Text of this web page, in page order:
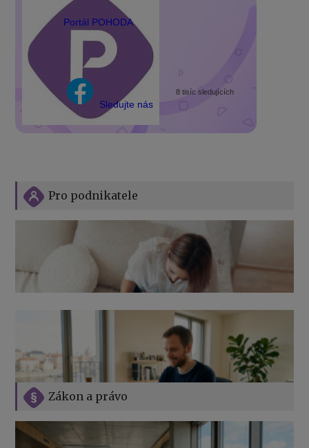
Portál POHODA
Sledujte nás
8 tisíc sledujících
Zákon a právo
Pro podnikatele
Jak na podnikání při rodičovské dovolené